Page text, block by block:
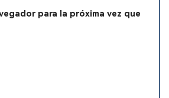
para la próxima vez que